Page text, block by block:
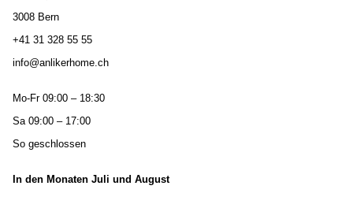
3008 Bern
+41 31 328 55 55
info@anlikerhome.ch
Mo-Fr 09:00 – 18:30
Sa 09:00 – 17:00
So geschlossen
In den Monaten Juli und August